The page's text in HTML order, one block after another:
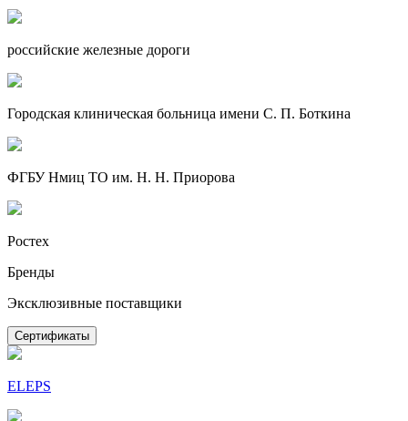
российские железные дороги
Городская клиническая больница имени С. П. Боткина
ФГБУ Нмиц ТО им. Н. Н. Приорова
Ростех
Бренды
Эксклюзивные поставщики
Сертификаты
ELEPS